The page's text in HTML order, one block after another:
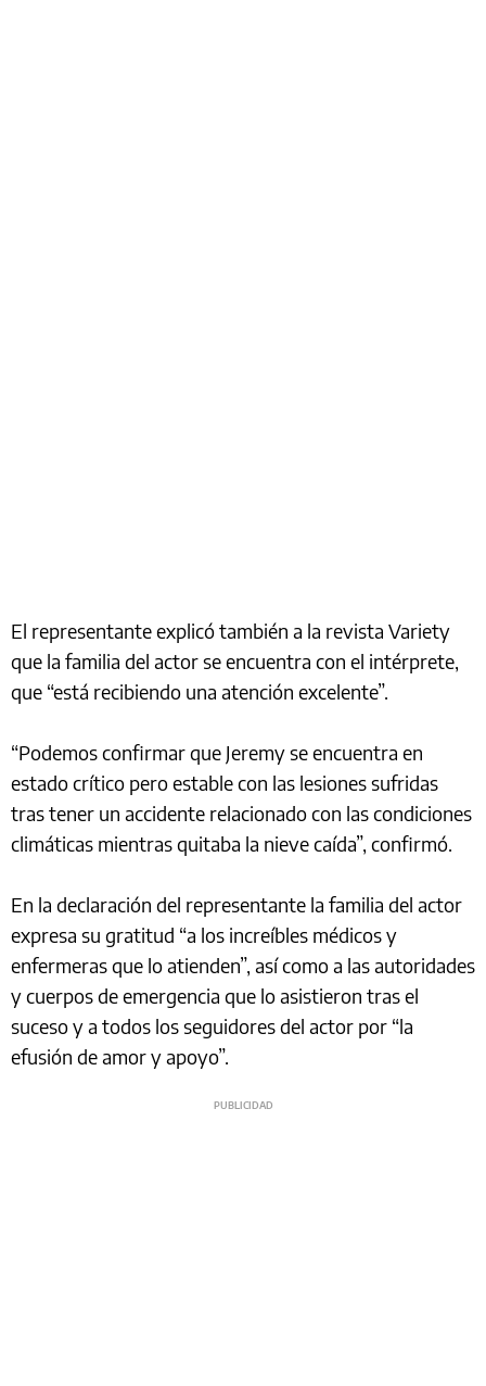
El representante explicó también a la revista Variety
que la familia del actor se encuentra con el intérprete,
que “está recibiendo una atención excelente”.
“Podemos confirmar que Jeremy se encuentra en
estado crítico pero estable con las lesiones sufridas
tras tener un accidente relacionado con las condiciones
climáticas mientras quitaba la nieve caída”, confirmó.
En la declaración del representante la familia del actor
expresa su gratitud “a los increíbles médicos y
enfermeras que lo atienden”, así como a las autoridades
y cuerpos de emergencia que lo asistieron tras el
suceso y a todos los seguidores del actor por “la
efusión de amor y apoyo”.